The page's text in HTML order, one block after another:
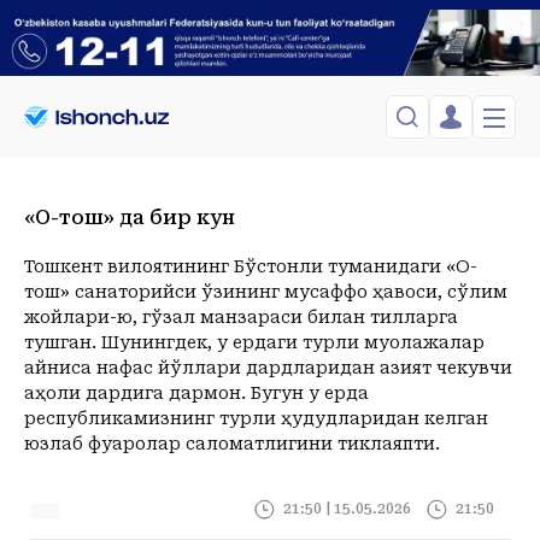
Toshkent
Shahar
+37 c
Hozir
+37C
16:00
+36C
17:00
+36C
18:00
+35C
19:00
+34C+31
TOSHKENT
Toshkent Shahar
Shanba, 08-August
+37 C
Hozir
+37C
16:00
+36 C
17:00
+36C
18:00
+35C
19:00
+34C
20:00
+31 C
21:00
+30C
22:00
+27
23:00
«Оқ-тош» да бир кун
Тошкент вилоятининг Бўстонлиқ туманидаги «Оқ-
тош» санаторийси ўзининг мусаффо ҳавоси, сўлим
жойлари-ю, гўзал манзараси билан тилларга
тушган. Шунингдек, у ердаги турли муолажалар
айниқса нафас йўллари дардларидан азият чекувчи
аҳоли дардига дармон. Бугун у ерда
республикамизнинг турли ҳудудларидан келган
юзлаб фуқаролар саломатлигини тиклаяпти.
21:50 | 15.05.2026 21:50